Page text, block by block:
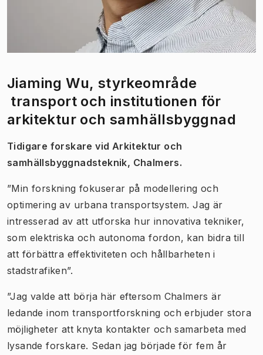
Jiaming Wu, styrkeområde
transport och institutionen för
arkitektur och samhällsbyggnad
Tidigare forskare vid Arkitektur och
samhällsbyggnadsteknik, Chalmers.
”Min forskning fokuserar på modellering och
optimering av urbana transportsystem. Jag är
intresserad av att utforska hur innovativa tekniker,
som elektriska och autonoma fordon, kan bidra till
att förbättra effektiviteten och hållbarheten i
stadstrafiken”.
”Jag valde att börja här eftersom Chalmers är
ledande inom transportforskning och erbjuder stora
möjligheter att knyta kontakter och samarbeta med
lysande forskare. Sedan jag började för fem år